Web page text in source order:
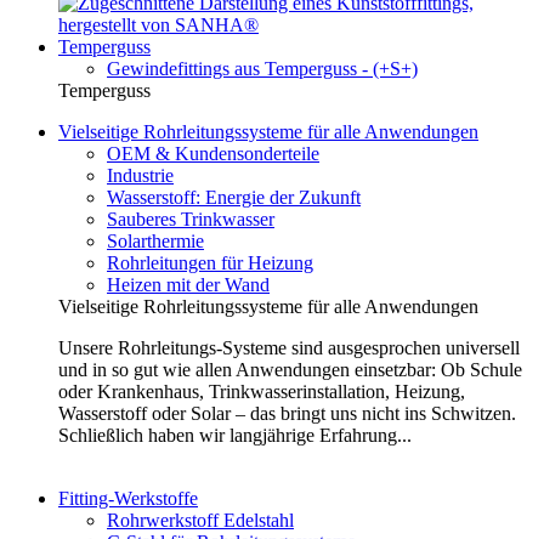
Temperguss
Gewindefittings aus Temperguss - (+S+)
Temperguss
Vielseitige Rohrleitungssysteme für alle Anwendungen
OEM & Kundensonderteile
Industrie
Wasserstoff: Energie der Zukunft
Sauberes Trinkwasser
Solarthermie
Rohrleitungen für Heizung
Heizen mit der Wand
Vielseitige Rohrleitungssysteme für alle Anwendungen
Unsere Rohrleitungs-Systeme sind ausgesprochen universell
und in so gut wie allen Anwendungen einsetzbar: Ob Schule
oder Krankenhaus, Trinkwasserinstallation, Heizung,
Wasserstoff oder Solar – das bringt uns nicht ins Schwitzen.
Schließlich haben wir langjährige Erfahrung...
Fitting-Werkstoffe
Rohrwerkstoff Edelstahl